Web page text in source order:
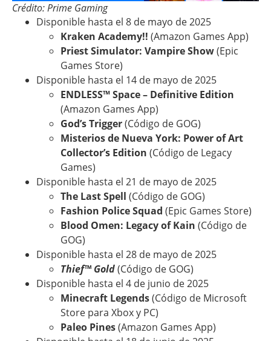
Crédito: Prime Gaming
Disponible hasta el 8 de mayo de 2025
Kraken Academy!! (Amazon Games App)
Priest Simulator: Vampire Show(Epic
Games Store)
Disponible hasta el 14 de mayo de 2025
ENDLESS™ Space – Definitive Edition
(Amazon Games App)
God’s Trigger(Código de GOG)
Misterios de Nueva York: Power of Art
Collector’s Edition (Código de Legacy
Games)
Disponible hasta el 21 de mayo de 2025
The Last Spell (Código de GOG)
Fashion Police Squad (Epic Games Store)
Blood Omen: Legacy of Kain (Código de
GOG)
Disponible hasta el 28 de mayo de 2025
Thief™ Gold(Código de GOG)
Disponible hasta el 4 de junio de 2025
Minecraft Legends(Código de Microsoft
Store para Xbox y PC)
Paleo Pines(Amazon Games App)